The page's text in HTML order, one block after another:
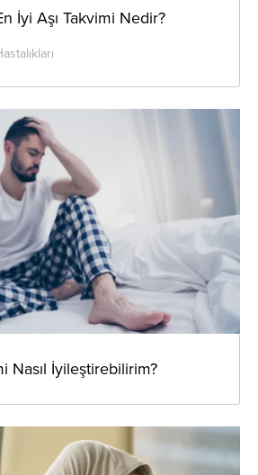
İyi Aşı Takvimi Nedir?
Nasıl İyileştirebilirim?